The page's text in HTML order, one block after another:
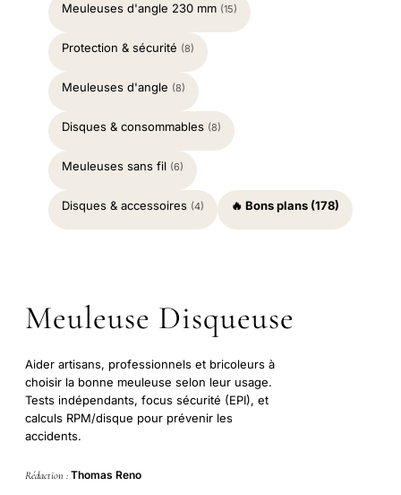
Meuleuses d'angle 230 mm (15)
Protection & sécurité (8)
Meuleuses d'angle (8)
Disques & consommables (8)
Meuleuses sans fil (6)
Disques & accessoires (4) 🔥 Bons plans (178)
Meuleuse Disqueuse
Aider artisans, professionnels et bricoleurs à
choisir la bonne meuleuse selon leur usage.
Tests indépendants, focus sécurité (EPI), et
calculs RPM/disque pour prévenir les
accidents.
Rédaction : Thomas Reno